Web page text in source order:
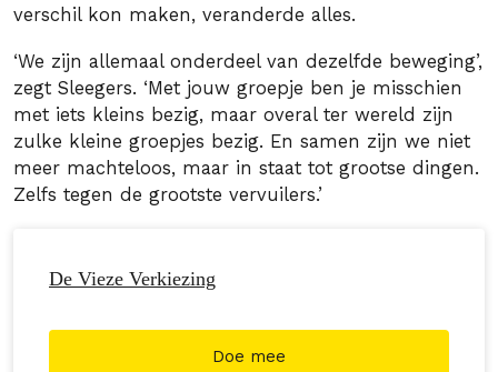
verschil kon maken, veranderde alles.
‘We zijn allemaal onderdeel van dezelfde beweging’,
zegt Sleegers. ‘Met jouw groepje ben je misschien
met iets kleins bezig, maar overal ter wereld zijn
zulke kleine groepjes bezig. En samen zijn we niet
meer machteloos, maar in staat tot grootse dingen.
Zelfs tegen de grootste vervuilers.’
De Vieze Verkiezing
Doe mee